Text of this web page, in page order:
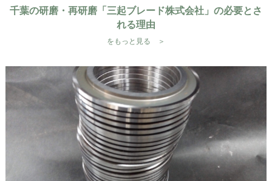
千葉の研磨・再研磨「三起ブレード株式会社」の必要とさ
れる理由
をもっと見る ＞